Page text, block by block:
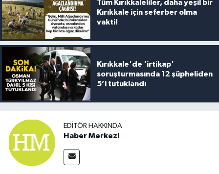
Tüm Kırıkkaleliler, daha yeşil bir
Kırıkkale için seferber olma
vakti!
Kırıkkale'de 'irtikap'
soruşturmasında 12 şüpheliden
5’i tutuklandı
EDITÖR HAKKINDA
Haber Merkezi